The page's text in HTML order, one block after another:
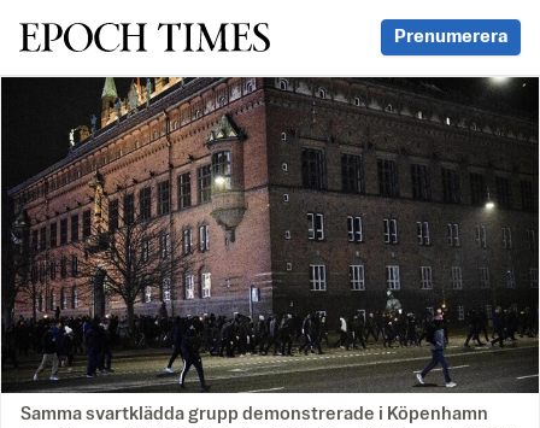
Svenska Epoch Times Prenumerera
Samma svartklädda grupp demonstrerade i Köpenhamn